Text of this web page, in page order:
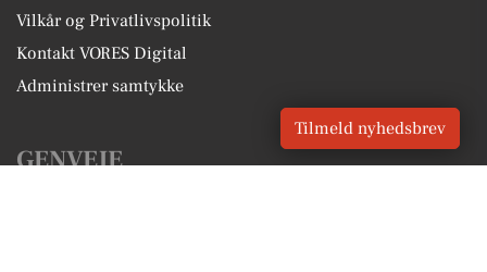
Vilkår og Privatlivspolitik
Kontakt VORES Digital
Administrer samtykke
GENVEJE
Tilmeld nyhedsbrev